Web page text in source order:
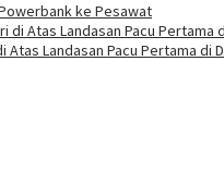
ke Pesawat
Landasan Pacu Pertama di